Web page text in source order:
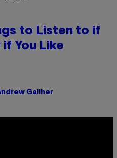
to Listen to if
if You Like
Galiher